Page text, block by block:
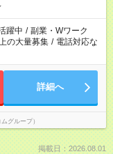
躍中 / 副業・Wワーク
の大量募集 / 電話対応な
詳細へ
グループ）
掲載日：2026.08.01